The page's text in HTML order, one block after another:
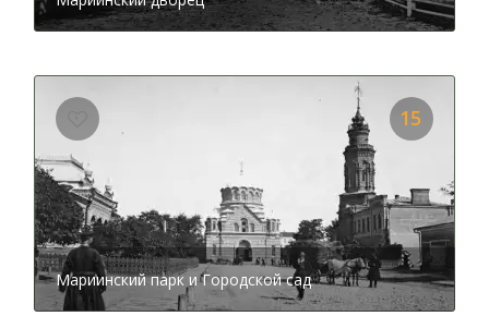
Мариинский парк и Городской сад
15